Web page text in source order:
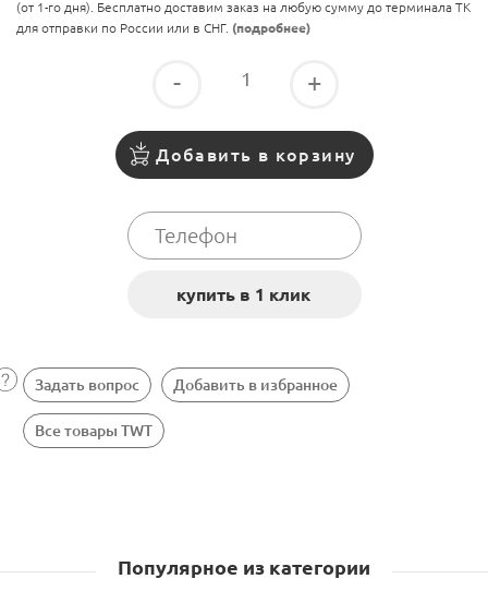
(от 1-го дня). Бесплатно доставим заказ на любую сумму до терминала ТК
для отправки по России или в СНГ. (подробнее)
- +
Добавить в корзину
Задать вопрос Добавить в избранное
Все товары TWT
Популярное из категории